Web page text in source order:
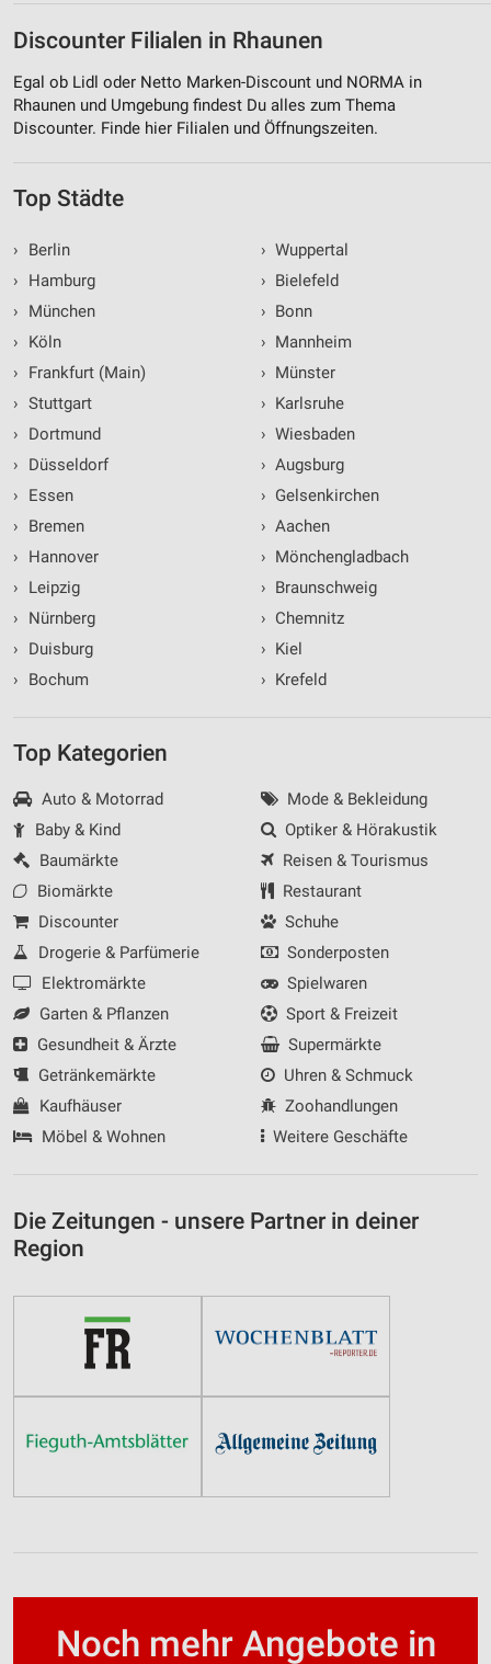
Discounter Filialen in Rhaunen
Egal ob Lidl oder Netto Marken-Discount und NORMA in
Rhaunen und Umgebung findest Du alles zum Thema
Discounter. Finde hier Filialen und Öffnungszeiten.
Top Städte
›
Berlin
›
Hamburg
›
München
›
Köln
›
Frankfurt (Main)
› Stuttgart
›
Dortmund
›
Düsseldorf
›
Essen
›
Bremen
›
Hannover
›
Leipzig
›
Nürnberg
›
Duisburg
›
Bochum
› Wuppertal
› Bielefeld
› Bonn
› Mannheim
› Münster
› Karlsruhe
› Wiesbaden
› Augsburg
› Gelsenkirchen
› Aachen
› Mönchengladbach
› Braunschweig
› Chemnitz
› Kiel
› Krefeld
Top Kategorien
Auto & Motorrad
Baby & Kind
Baumärkte
Biomärkte
Discounter
Drogerie & Parfümerie
Elektromärkte
Garten & Pflanzen
Gesundheit & Ärzte
Getränkemärkte
Kaufhäuser
Möbel & Wohnen
Mode & Bekleidung
Optiker & Hörakustik
Reisen & Tourismus
Restaurant
Schuhe
Sonderposten
Spielwaren
Sport & Freizeit
Supermärkte
Uhren & Schmuck
Zoohandlungen
Weitere Geschäfte
Die Zeitungen - unsere Partner in deiner
Region
Noch mehr Angebote in